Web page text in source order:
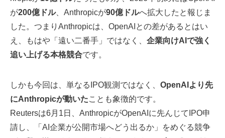
が200億ドル、Anthropicが90億ドルへ拡大したと報じま
した。つまりAnthropicは、OpenAIとの差があるとはい
え、もはや「遠い二番手」ではなく、 企業向けAIで強く
追い上げる本格競合です。
しかも今回は、単なるIPO観測ではなく、 OpenAIより先
にAnthropicが動いたことも象徴的です。
Reutersは6月1日、AnthropicがOpenAIに先んじてIPO申
請し、「AI企業が公開市場へどう出るか」をめぐる競争